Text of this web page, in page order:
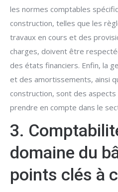
les normes comptables
construction, telles que les
travaux en cours et des
charges, doivent être
des états financiers. Enfin, la
et des amortissements, ainsi
construction, sont des
prendre en compte dans le
3.
domaine du
points clés à